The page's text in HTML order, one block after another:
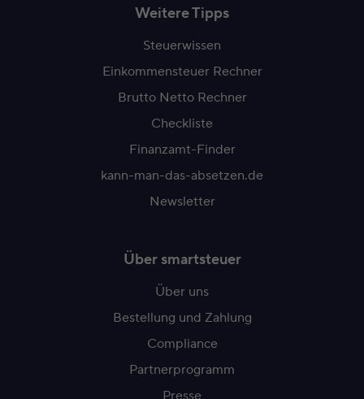
Weitere Tipps
Steuerwissen
Einkommensteuer Rechner
Brutto Netto Rechner
Checkliste
Finanzamt-Finder
kann-man-das-absetzen.de
Newsletter
Über smartsteuer
Über uns
Bestellung und Zahlung
Compliance
Partnerprogramm
Presse